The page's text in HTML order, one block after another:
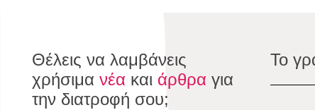
Θέλεις να λαμβάνεις
χρήσιμα νέα και άρθρα για
την διατροφή σου;
Το